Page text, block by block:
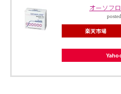
オーソフ
楽天市場